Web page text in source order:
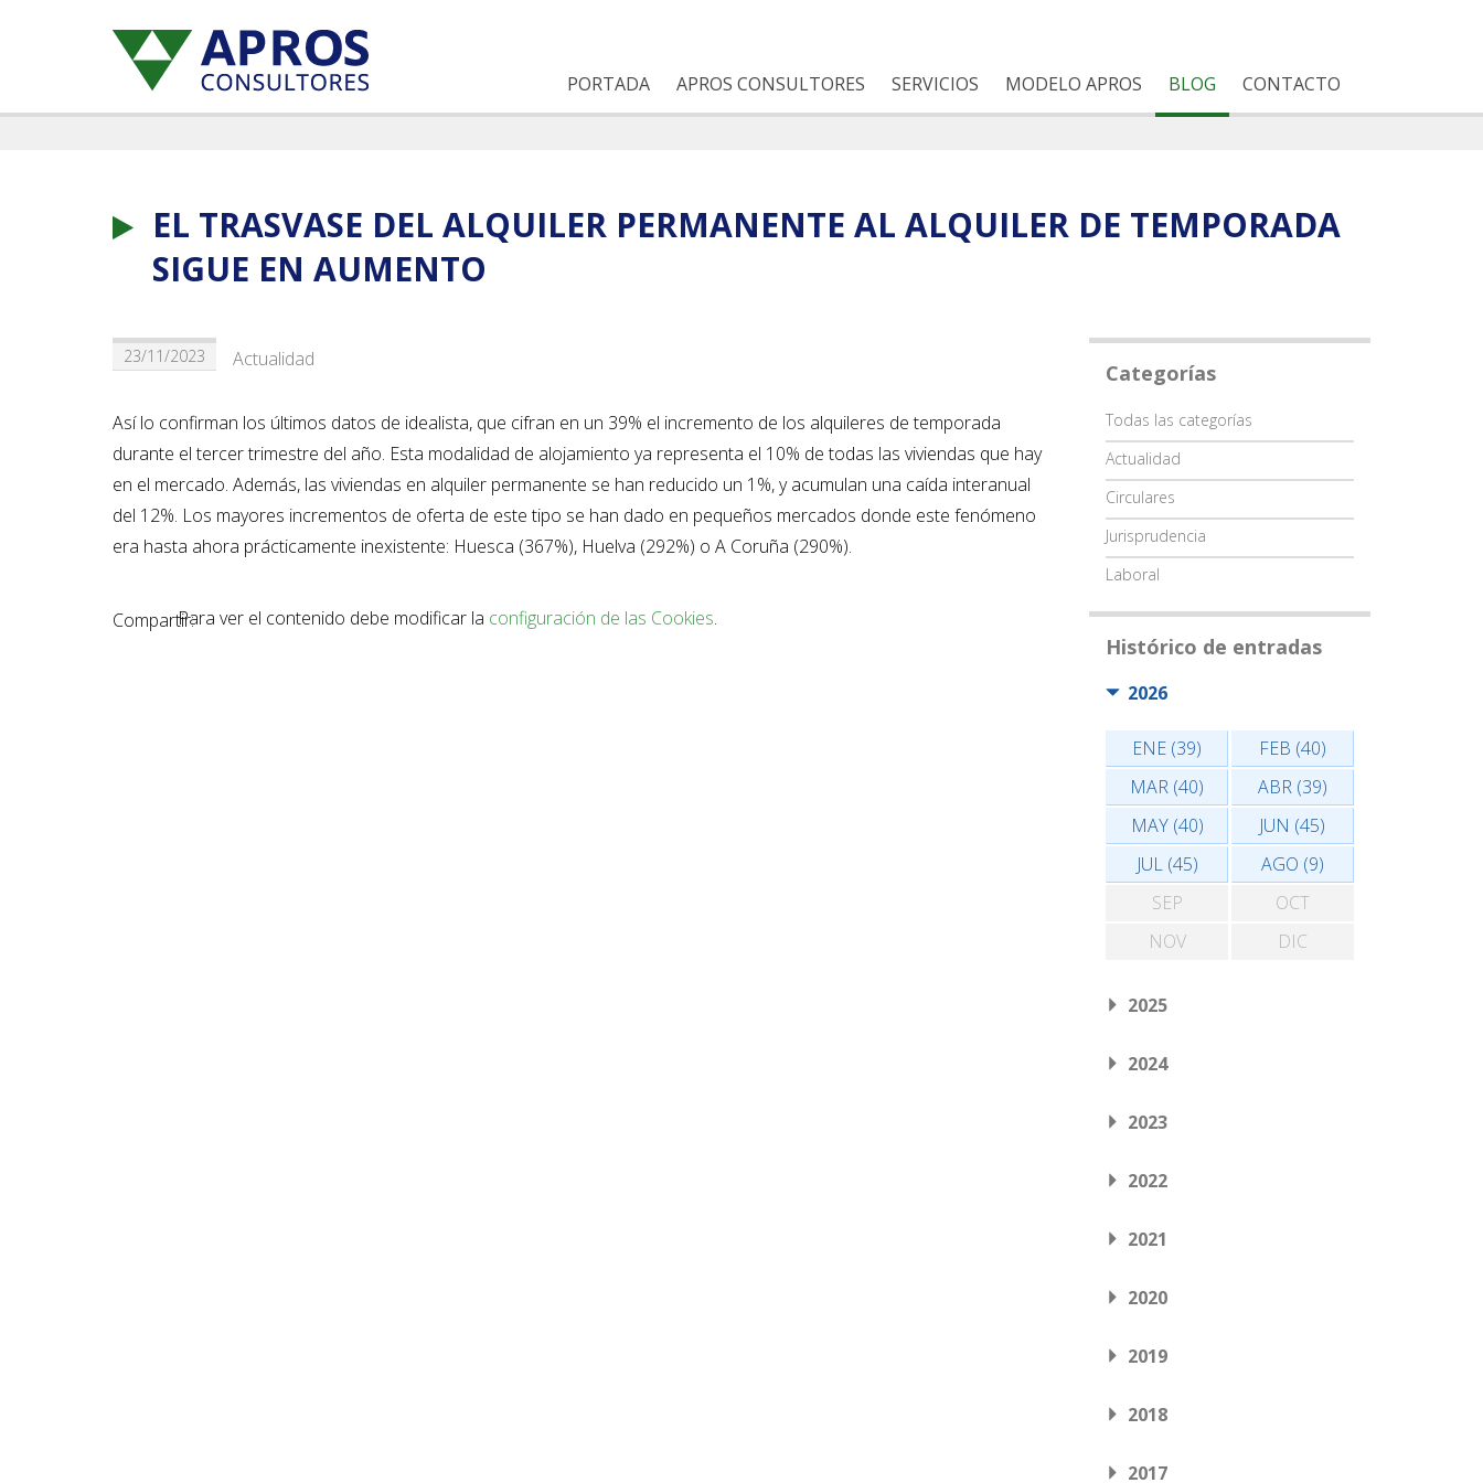
PORTADA APROS CONSULTORES SERVICIOS MODELO APROS BLOG CONTACTO
EL TRASVASE DEL ALQUILER PERMANENTE AL ALQUILER DE TEMPORADA
SIGUE EN AUMENTO
23/11/2023 Actualidad
Así lo confirman los últimos datos de idealista, que cifran en un 39% el incremento de los alquileres de temporada
durante el tercer trimestre del año. Esta modalidad de alojamiento ya representa el 10% de todas las viviendas que hay
en el mercado. Además, las viviendas en alquiler permanente se han reducido un 1%, y acumulan una caída interanual
del 12%. Los mayores incrementos de oferta de este tipo se han dado en pequeños mercados donde este fenómeno
era hasta ahora prácticamente inexistente: Huesca (367%), Huelva (292%) o A Coruña (290%).
Compartir:Para ver el contenido debe modificar la configuración de las Cookies.
Categorías
Categoría
Todas las categorías
Actualidad
Circulares
Jurisprudencia
Laboral
Histórico de entradas
2026
ENE (39)
FEB (40)
MAR (40)
ABR (39)
MAY (40)
JUN (45)
JUL (45)
AGO (9)
SEP
OCT
NOV
DIC
2025
2024
2023
2022
2021
2020
2019
2018
2017